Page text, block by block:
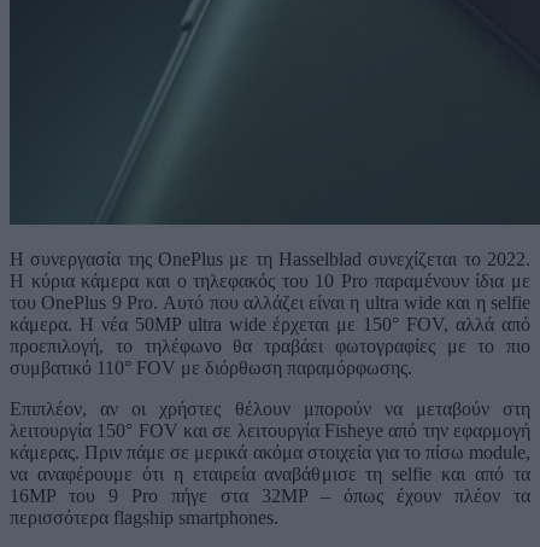
Η συνεργασία της OnePlus με τη Hasselblad συνεχίζεται το 2022.
Η κύρια κάμερα και ο τηλεφακός του 10 Pro παραμένουν ίδια με
του OnePlus 9 Pro. Αυτό που αλλάζει είναι η ultra wide και η selfie
κάμερα. Η νέα 50MP ultra wide έρχεται με 150° FOV, αλλά από
προεπιλογή, το τηλέφωνο θα τραβάει φωτογραφίες με το πιο
συμβατικό 110° FOV με διόρθωση παραμόρφωσης.
Επιπλέον, αν οι χρήστες θέλουν μπορούν να μεταβούν στη
λειτουργία 150° FOV και σε λειτουργία Fisheye από την εφαρμογή
κάμερας. Πριν πάμε σε μερικά ακόμα στοιχεία για το πίσω module,
να αναφέρουμε ότι η εταιρεία αναβάθμισε τη selfie και από τα
16MP του 9 Pro πήγε στα 32MP – όπως έχουν πλέον τα
περισσότερα flagship smartphones.